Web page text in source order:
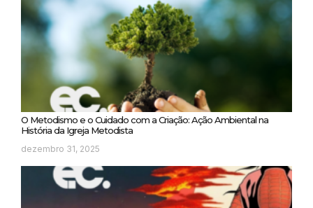
O Metodismo e o Cuidado com a Criação: Ação Ambiental na
História da Igreja Metodista
dezembro 31, 2025